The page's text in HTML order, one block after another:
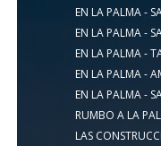
EN LA PALMA -
EN LA PALMA -
EN LA PALMA -
EN LA PALMA -
EN LA PALMA -
RUMBO A LA
LAS